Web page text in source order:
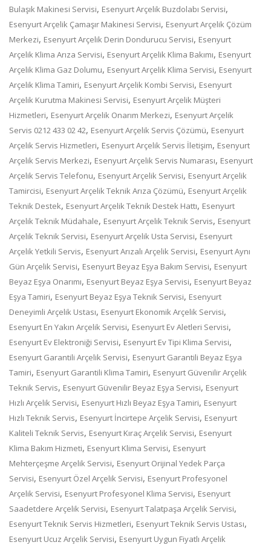
Bulaşık Makinesi Servisi, Esenyurt Arçelik Buzdolabı Servisi,
Esenyurt Arçelik Çamaşır Makinesi Servisi, Esenyurt Arçelik Çözüm
Merkezi, Esenyurt Arçelik Derin Dondurucu Servisi, Esenyurt
Arçelik Klima Arıza Servisi, Esenyurt Arçelik Klima Bakımı, Esenyurt
Arçelik Klima Gaz Dolumu, Esenyurt Arçelik Klima Servisi, Esenyurt
Arçelik Klima Tamiri, Esenyurt Arçelik Kombi Servisi, Esenyurt
Arçelik Kurutma Makinesi Servisi, Esenyurt Arçelik Müşteri
Hizmetleri, Esenyurt Arçelik Onarım Merkezi, Esenyurt Arçelik
Servis 0212 433 02 42, Esenyurt Arçelik Servis Çözümü, Esenyurt
Arçelik Servis Hizmetleri, Esenyurt Arçelik Servis İletişim, Esenyurt
Arçelik Servis Merkezi, Esenyurt Arçelik Servis Numarası, Esenyurt
Arçelik Servis Telefonu, Esenyurt Arçelik Servisi, Esenyurt Arçelik
Tamircisi, Esenyurt Arçelik Teknik Arıza Çözümü, Esenyurt Arçelik
Teknik Destek, Esenyurt Arçelik Teknik Destek Hattı, Esenyurt
Arçelik Teknik Müdahale, Esenyurt Arçelik Teknik Servis, Esenyurt
Arçelik Teknik Servisi, Esenyurt Arçelik Usta Servisi, Esenyurt
Arçelik Yetkili Servis, Esenyurt Arızalı Arçelik Servisi, Esenyurt Aynı
Gün Arçelik Servisi, Esenyurt Beyaz Eşya Bakım Servisi, Esenyurt
Beyaz Eşya Onarımı, Esenyurt Beyaz Eşya Servisi, Esenyurt Beyaz
Eşya Tamiri, Esenyurt Beyaz Eşya Teknik Servisi, Esenyurt
Deneyimli Arçelik Ustası, Esenyurt Ekonomik Arçelik Servisi,
Esenyurt En Yakın Arçelik Servisi, Esenyurt Ev Aletleri Servisi,
Esenyurt Ev Elektroniği Servisi, Esenyurt Ev Tipi Klima Servisi,
Esenyurt Garantili Arçelik Servisi, Esenyurt Garantili Beyaz Eşya
Tamiri, Esenyurt Garantili Klima Tamiri, Esenyurt Güvenilir Arçelik
Teknik Servis, Esenyurt Güvenilir Beyaz Eşya Servisi, Esenyurt
Hızlı Arçelik Servisi, Esenyurt Hızlı Beyaz Eşya Tamiri, Esenyurt
Hızlı Teknik Servis, Esenyurt İncirtepe Arçelik Servisi, Esenyurt
Kaliteli Teknik Servis, Esenyurt Kıraç Arçelik Servisi, Esenyurt
Klima Bakım Hizmeti, Esenyurt Klima Servisi, Esenyurt
Mehterçeşme Arçelik Servisi, Esenyurt Orijinal Yedek Parça
Servisi, Esenyurt Özel Arçelik Servisi, Esenyurt Profesyonel
Arçelik Servisi, Esenyurt Profesyonel Klima Servisi, Esenyurt
Saadetdere Arçelik Servisi, Esenyurt Talatpaşa Arçelik Servisi,
Esenyurt Teknik Servis Hizmetleri, Esenyurt Teknik Servis Ustası,
Esenyurt Ucuz Arçelik Servisi, Esenyurt Uygun Fiyatlı Arçelik